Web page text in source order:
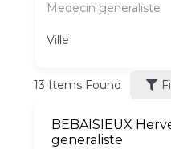
Medecin generaliste
Ville
13 Items Found
BEBAISIEUX
generaliste